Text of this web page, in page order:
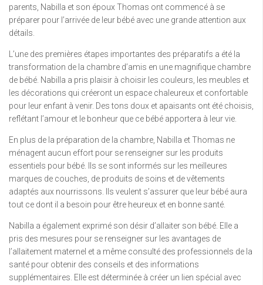
parents, Nabilla et son époux Thomas ont commencé à se
préparer pour l’arrivée de leur bébé avec une grande attention aux
détails.
L’une des premières étapes importantes des préparatifs a été la
transformation de la chambre d’amis en une magnifique chambre
de bébé. Nabilla a pris plaisir à choisir les couleurs, les meubles et
les décorations qui créeront un espace chaleureux et confortable
pour leur enfant à venir. Des tons doux et apaisants ont été choisis,
reflétant l’amour et le bonheur que ce bébé apportera à leur vie.
En plus de la préparation de la chambre, Nabilla et Thomas ne
ménagent aucun effort pour se renseigner sur les produits
essentiels pour bébé. Ils se sont informés sur les meilleures
marques de couches, de produits de soins et de vêtements
adaptés aux nourrissons. Ils veulent s’assurer que leur bébé aura
tout ce dont il a besoin pour être heureux et en bonne santé.
Nabilla a également exprimé son désir d’allaiter son bébé. Elle a
pris des mesures pour se renseigner sur les avantages de
l’allaitement maternel et a même consulté des professionnels de la
santé pour obtenir des conseils et des informations
supplémentaires. Elle est déterminée à créer un lien spécial avec